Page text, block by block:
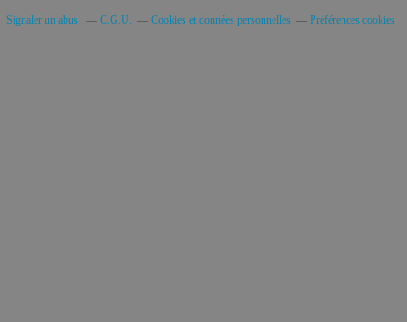
Signaler un abus C.G.U. Cookies et données personnelles Préférences cookies